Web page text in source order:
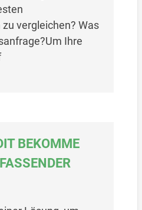
vergleichen? Was
Ihre
BEKOMME